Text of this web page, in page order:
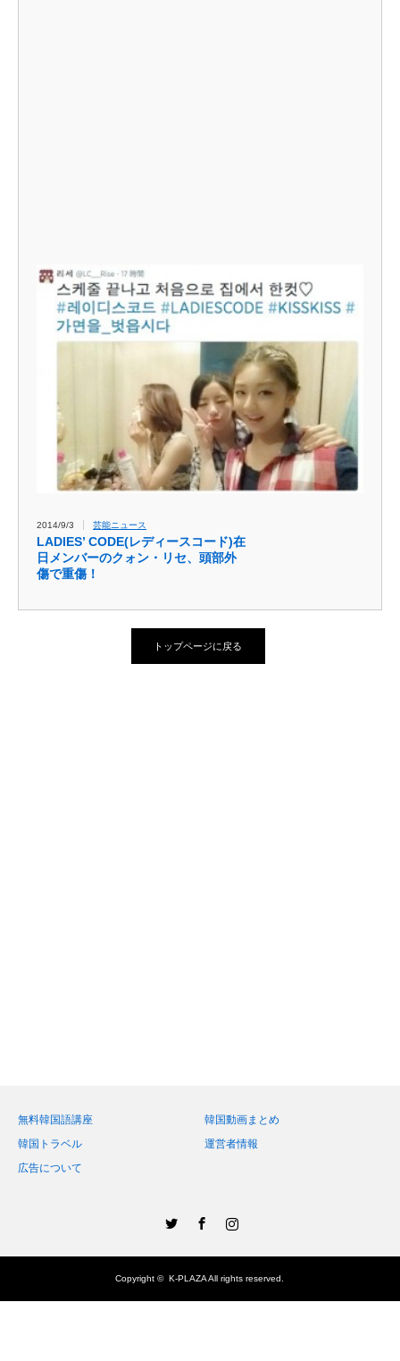
2014/9/3 芸能ニュース
LADIES’ CODE(レディースコード)在
日メンバーのクォン・リセ、頭部外
傷で重傷！
トップページに戻る
無料韓国語講座
韓国動画まとめ
韓国トラベル
運営者情報
広告について
Copyright ©K-PLAZAAll rights reserved.